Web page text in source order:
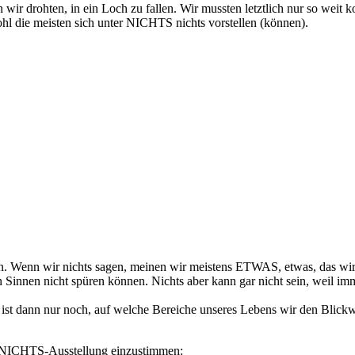
drohten, in ein Loch zu fallen. Wir mussten letztlich nur so weit
die meisten sich unter NICHTS nichts vorstellen (können).
Wenn wir nichts sagen, meinen wir meistens ETWAS, etwas, das
nicht spüren können. Nichts aber kann gar nicht sein, weil
dann nur noch, auf welche Bereiche unseres Lebens wir den
Ausstellung einzustimmen: